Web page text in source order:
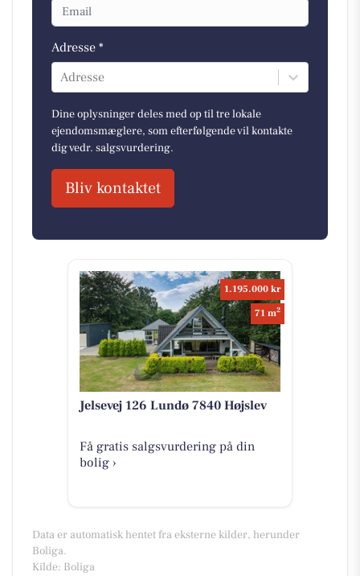
Adresse *
Adresse
Dine oplysninger deles med op til tre lokale
ejendomsmæglere, som efterfølgende vil kontakte
dig vedr. salgsvurdering.
Bliv kontaktet
1.195.000 kr
71 m2
Jelsevej 126 Lundø 7840 Højslev
Få gratis salgsvurdering på din
bolig ›
Data er automatisk hentet fra eksterne kilder, herunder
Boliga.
Kilde: Boliga